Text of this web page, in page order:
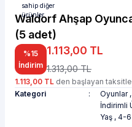
Waldorf Ahşap
(5 adet)
%15
İndirim
1.113,00 TL
1.313,00 TL
1.113,00 TL den başlayan
Kategori
Oyunlar ,
İndirimli
Yaş , 4-6